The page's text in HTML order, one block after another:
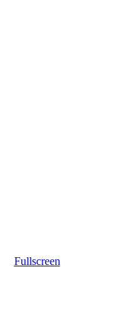
Fullscreen